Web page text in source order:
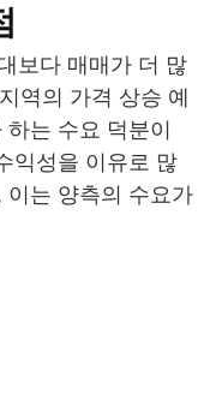
보다 매매가 더 많
역의 가격 상승 예
는 수요 덕분이
익성을 이유로 많
이는 양측의 수요가